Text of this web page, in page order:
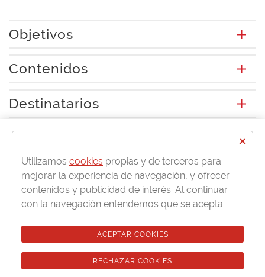
Objetivos
Contenidos
Destinatarios
Titulación
Más información en:
G12 Grupo Empresarial de Servicios S.L.
914595959
×
Utilizamos cookies propias y de terceros para
mejorar la experiencia de navegación, y ofrecer
contenidos y publicidad de interés. Al continuar
con la navegación entendemos que se acepta.
ACEPTAR COOKIES
RECHAZAR COOKIES